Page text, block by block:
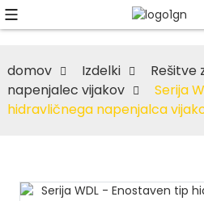
domov Izdelki Rešitve
napenjalec vijakov
Serija
hidravličnega napenjalca